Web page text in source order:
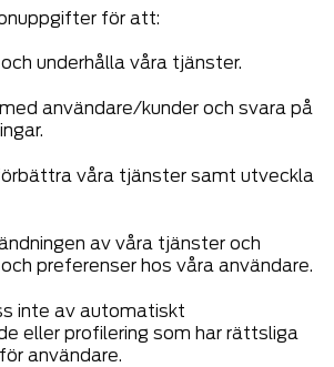
för att:
underhålla våra tjänster.
användare/kunder och svara på
våra tjänster samt utveckla
av våra tjänster och
preferenser hos våra användare.
inte av automatiskt
eller profilering som har rättsliga
användare.